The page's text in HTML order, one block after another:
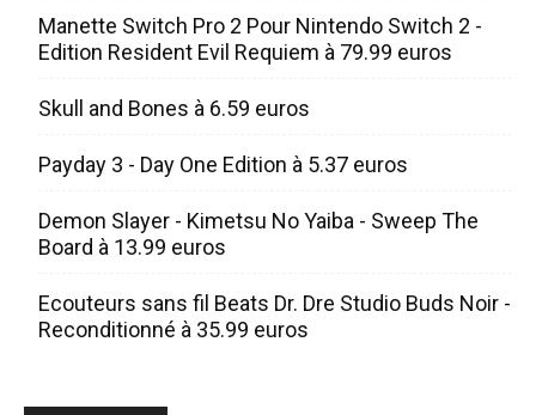
Manette Switch Pro 2 Pour Nintendo Switch 2 -
Edition Resident Evil Requiem à 79.99 euros
Skull and Bones à 6.59 euros
Payday 3 - Day One Edition à 5.37 euros
Demon Slayer - Kimetsu No Yaiba - Sweep The
Board à 13.99 euros
Ecouteurs sans fil Beats Dr. Dre Studio Buds Noir -
Reconditionné à 35.99 euros